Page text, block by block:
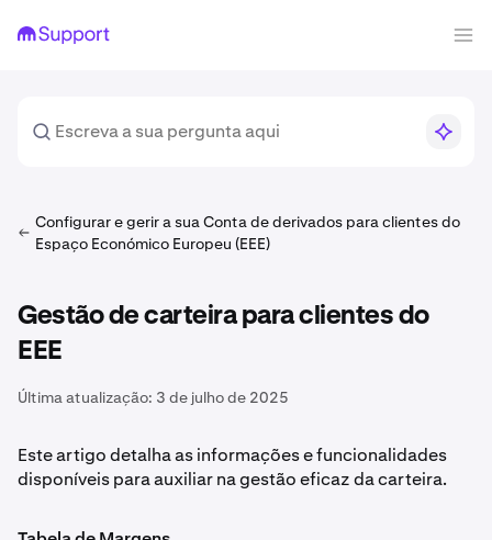
Configurar e gerir a sua Conta de derivados para clientes do
Espaço Económico Europeu (EEE)
Gestão de carteira para clientes do
EEE
Última atualização: 3 de julho de 2025
Este artigo detalha as informações e funcionalidades
disponíveis para auxiliar na gestão eficaz da carteira.